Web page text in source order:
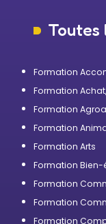
Toutes
Formation
Formation
Formation
Formation
Formation Arts
Formation Bien-
Formation
Formation
Formation